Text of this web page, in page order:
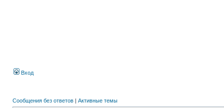
Вход
Сообщения без ответов | Активные темы